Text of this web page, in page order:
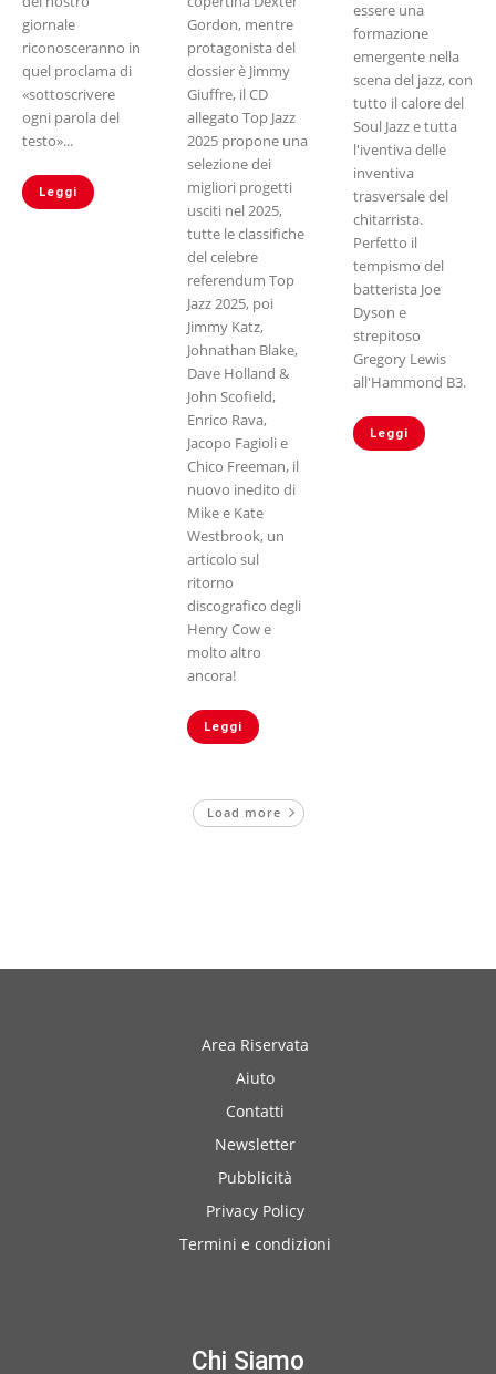
giornale
riconosceranno in
quel proclama di
«sottoscrivere
ogni parola del
testo»...
Leggi
Gordon, mentre
protagonista del
dossier è Jimmy
Giuffre, il CD
allegato Top Jazz
2025 propone una
selezione dei
migliori progetti
usciti nel 2025,
tutte le classifiche
del celebre
referendum Top
Jazz 2025, poi
Jimmy Katz,
Johnathan Blake,
Dave Holland &
John Scofield,
Enrico Rava,
Jacopo Fagioli e
Chico Freeman, il
nuovo inedito di
Mike e Kate
Westbrook, un
articolo sul
ritorno
discografico degli
Henry Cow e
molto altro
ancora!
Leggi
essere una
formazione
emergente nella
scena del jazz, con
tutto il calore del
Soul Jazz e tutta
l'iventiva delle
inventiva
trasversale del
chitarrista.
Perfetto il
tempismo del
batterista Joe
Dyson e
strepitoso
Gregory Lewis
all'Hammond B3.
Leggi
Load more
Area Riservata
Aiuto
Contatti
Newsletter
Pubblicità
Privacy Policy
Termini e condizioni
Chi Siamo